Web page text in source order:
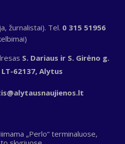
žurnalistai). Tel. 0 315 51956
S. Dariaus ir S. Girėno g.
62137, Alytus
„Perlo“ terminaluose,